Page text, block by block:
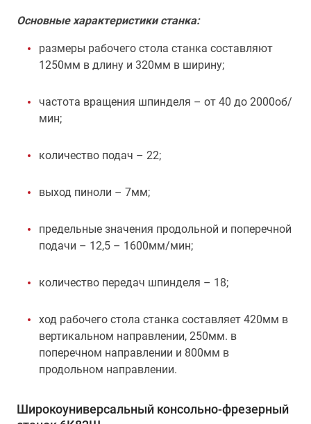
Основные характеристики станка:
размеры рабочего стола станка составляют
1250мм в длину и 320мм в ширину;
частота вращения шпинделя – от 40 до 2000об/
мин;
количество подач – 22;
выход пиноли – 7мм;
предельные значения продольной и поперечной
подачи – 12,5 – 1600мм/мин;
количество передач шпинделя – 18;
ход рабочего стола станка составляет 420мм в
вертикальном направлении, 250мм. в
поперечном направлении и 800мм в
продольном направлении.
Широкоуниверсальный консольно-фрезерный